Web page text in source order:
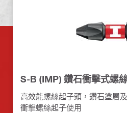
S-B (IMP) 鑽石衝擊式螺
高效能螺絲起子頭，鑽石塗層
衝擊螺絲起子使用